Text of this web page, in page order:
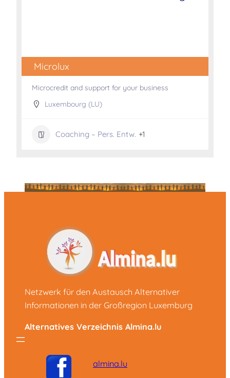
Microlux
Microcredit and support for your business
Luxembourg (LU)
Coaching – Pers. Entw. +1
Netzwerk für den Austausch Alternativer
Informationen in der Großregion Luxemburg
Alternatives Verzeichnis Almina.lu
almina.lu